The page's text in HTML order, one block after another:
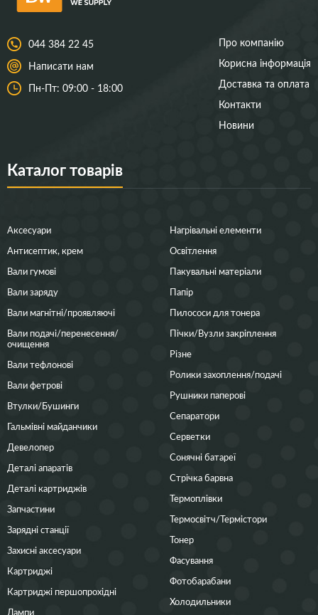
044 384 22 45
Написати нам
Пн-Пт: 09:00 - 18:00
Про компанію
Корисна інформація
Доставка та оплата
Контакти
Новини
Каталог товарів
Аксесуари
Антисептик, крем
Вали гумові
Вали заряду
Вали магнітні/проявляючі
Вали подачі/перенесення/
очищення
Вали тефлонові
Вали фетрові
Втулки/Бушинги
Гальмівні майданчики
Девелопер
Деталі апаратів
Деталі картриджів
Запчастини
Зарядні станції
Захисні аксесуари
Картриджі
Картриджі першопрохідні
Лампи
Нагрівальні елементи
Освітлення
Пакувальні матеріали
Папір
Пилососи для тонера
Пічки/Вузли закріплення
Різне
Ролики захоплення/подачі
Рушники паперові
Сепаратори
Серветки
Сонячні батареї
Стрічка барвна
Термоплівки
Термосвітч/Термістори
Тонер
Фасування
Фотобарабани
Холодильники